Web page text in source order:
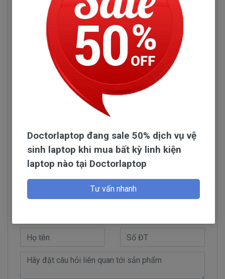
Hình pin Dell 271J9
Pin Máy Tính Xách Dell 271J9 Những
Hư Hỏng Thường Gặp
bị chai. mới cắm điện và một lúc pin laptop đã
báo đầy nhưng khi sử dụng thì lại rất nhanh
hết pin.
- Tình trạng dang sử dụng được 15 phút tự
Đọc thêm
Doctorlaptop đang sale 50% dịch vụ vệ
sinh laptop khi mua bất kỳ linh kiện
laptop nào tại Doctorlaptop
Tư vấn nhanh